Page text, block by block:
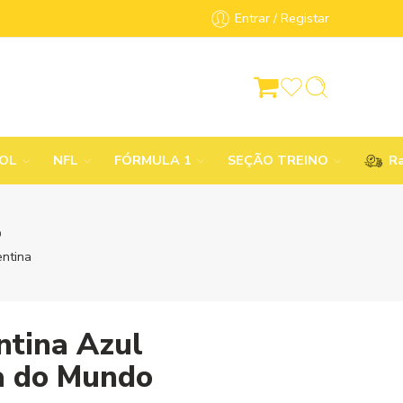
Entrar / Registar
NFL FÓRMULA 1 SEÇÃO TREINO
Azul
do Mundo